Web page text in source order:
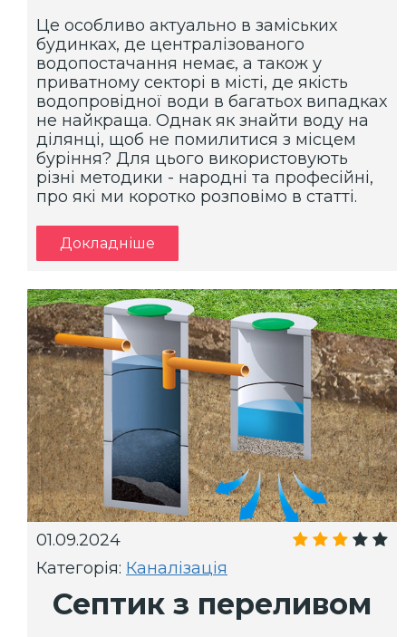
Це особливо актуально в заміських
будинках, де централізованого
водопостачання немає, а також у
приватному секторі в місті, де якість
водопровідної води в багатьох випадках
не найкраща. Однак як знайти воду на
ділянці, щоб не помилитися з місцем
буріння? Для цього використовують
різні методики - народні та професійні,
про які ми коротко розповімо в статті.
Докладніше
01.09.2024
Категорія: Каналізація
Септик з переливом